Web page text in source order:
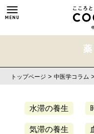
MENU
トップページ >中医学コラム
水滞の養生
気滞の養生